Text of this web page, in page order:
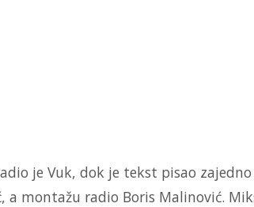
je Vuk, dok je tekst pisao zajedno
a montažu radio Boris Malinović.